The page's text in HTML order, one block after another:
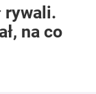
rywali.
na co